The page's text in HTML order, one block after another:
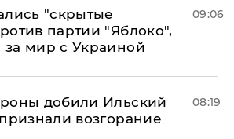
"скрытые
партии "Яблоко",
мир с Украиной
09:06
добили Ильский
возгорание
08:19